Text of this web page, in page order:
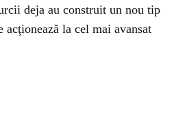
deja au construit un nou tip
acţionează la cel mai avansat